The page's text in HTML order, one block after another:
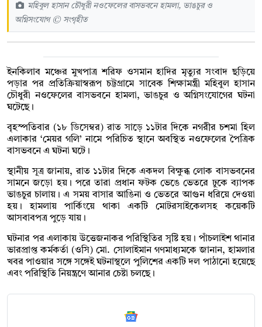
মহিবুল হাসান চৌধুরী নওফেলের বাসভবনে হামলা, ভাঙচুর ও
অগ্নিসংযোগ © সংগৃহীত
ইনকিলাব মঞ্চের মুখপাত্র শরিফ ওসমান হাদির মৃত্যুর সংবাদ ছড়িয়ে
পড়ার পর প্রতিক্রিয়াস্বরূপ চট্টগ্রামে সাবেক শিক্ষামন্ত্রী মহিবুল হাসান
চৌধুরী নওফেলের বাসভবনে হামলা, ভাঙচুর ও অগ্নিসংযোগের ঘটনা
ঘটেছে।
বৃহস্পতিবার (১৮ ডিসেম্বর) রাত সাড়ে ১১টার দিকে নগরীর চশমা হিল
এলাকার ‘মেয়র গলি’ নামে পরিচিত স্থানে অবস্থিত নওফেলের পৈত্রিক
বাসভবনে এ ঘটনা ঘটে।
স্থানীয় সূত্র জানায়, রাত ১১টার দিকে একদল বিক্ষুব্ধ লোক বাসভবনের
সামনে জড়ো হয়। পরে তারা প্রধান ফটক ভেঙে ভেতরে ঢুকে ব্যাপক
ভাঙচুর চালায়। এ সময় বাসার আঙিনা ও ভেতরে আগুন ধরিয়ে দেওয়া
হয়। হামলায় পার্কিংয়ে থাকা একটি মোটরসাইকেলসহ কয়েকটি
আসবাবপত্র পুড়ে যায়।
ঘটনার পর এলাকায় উত্তেজনাকর পরিস্থিতির সৃষ্টি হয়। পাঁচলাইশ থানার
ভারপ্রাপ্ত কর্মকর্তা (ওসি) মো. সোলাইমান গণমাধ্যমকে জানান, হামলার
খবর পাওয়ার সঙ্গে সঙ্গেই ঘটনাস্থলে পুলিশের একটি দল পাঠানো হয়েছে
এবং পরিস্থিতি নিয়ন্ত্রণে আনার চেষ্টা চলছে।